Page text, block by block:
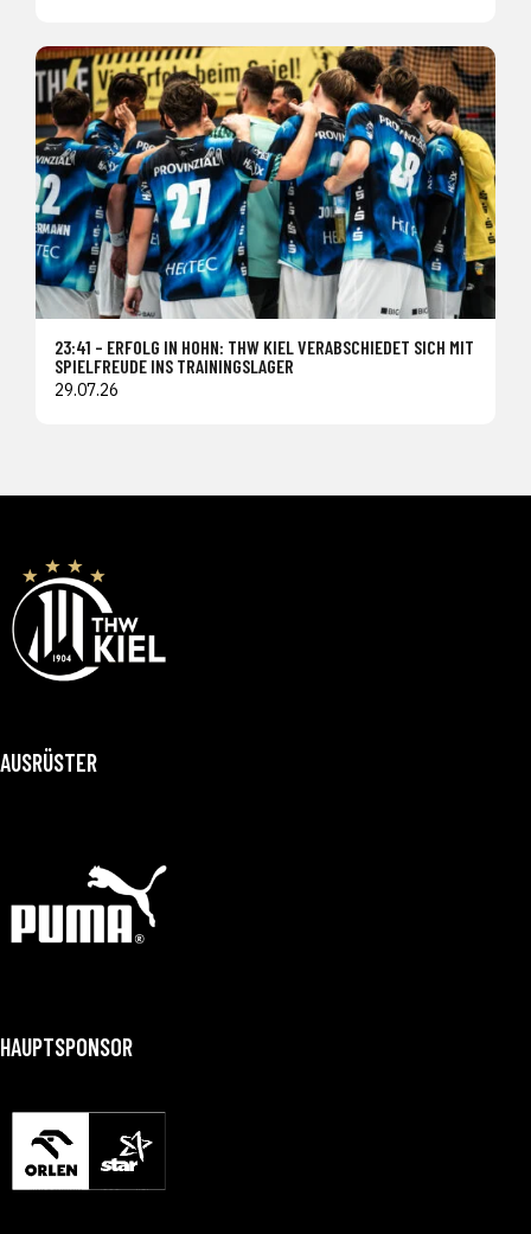
23:41 – ERFOLG IN HOHN: THW KIEL VERABSCHIEDET SICH MIT
SPIELFREUDE INS TRAININGSLAGER
29.07.26
AUSRÜSTER
HAUPTSPONSOR